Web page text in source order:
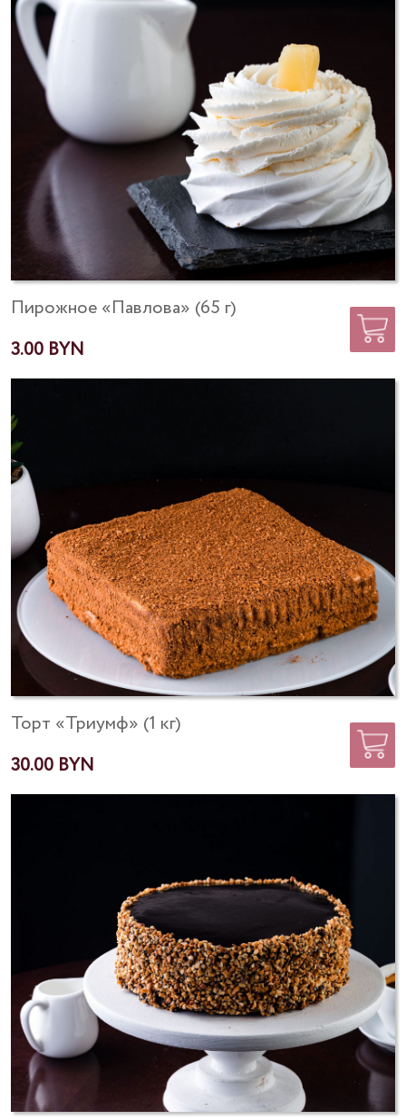
Пирожное «Павлова» (65 г)
3.00
Торт «Триумф» (1 кг)
30.00